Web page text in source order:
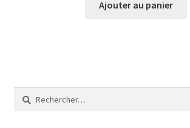
Ajouter au panier
Rechercher :